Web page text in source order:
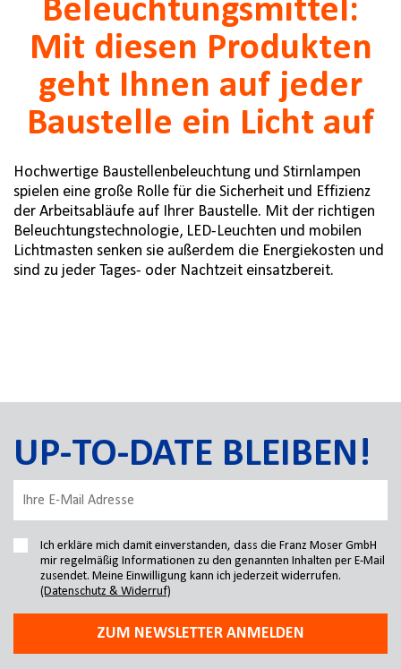
Beleuchtungsmittel:
Mit diesen Produkten
geht Ihnen auf jeder
Baustelle ein Licht auf
Hochwertige Baustellenbeleuchtung und Stirnlampen
spielen eine große Rolle für die Sicherheit und Effizienz
der Arbeitsabläufe auf Ihrer Baustelle. Mit der richtigen
Beleuchtungstechnologie, LED-Leuchten und mobilen
Lichtmasten senken sie außerdem die Energiekosten und
sind zu jeder Tages- oder Nachtzeit einsatzbereit.
UP-TO-DATE BLEIBEN!
Ich erkläre mich damit einverstanden, dass die Franz Moser GmbH
mir regelmäßig Informationen zu den genannten Inhalten per E-Mail
zusendet. Meine Einwilligung kann ich jederzeit widerrufen.
(Datenschutz & Widerruf)
ZUM NEWSLETTER ANMELDEN